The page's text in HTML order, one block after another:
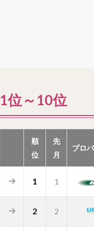
1位～10位
順
位
先
月
プロ
1 1
2 2